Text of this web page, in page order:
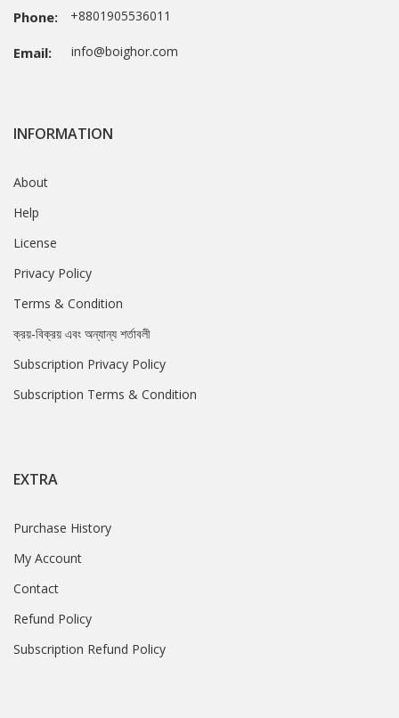
Phone: +8801905536011
Email: info@boighor.com
INFORMATION
About
Help
License
Privacy Policy
Terms & Condition
ক্রয়-বিক্রয় এবং অন্যান্য শর্তাবলী
Subscription Privacy Policy
Subscription Terms & Condition
EXTRA
Purchase History
My Account
Contact
Refund Policy
Subscription Refund Policy